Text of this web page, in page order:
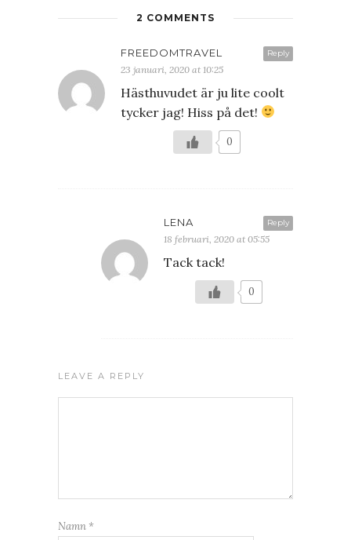
2 COMMENTS
Reply
FREEDOMTRAVEL
23 januari, 2020 at 10:25
Hästhuvudet är ju lite coolt
tycker jag! Hiss på det!
0
Reply
LENA
18 februari, 2020 at 05:55
Tack tack!
0
LEAVE A REPLY
Namn *